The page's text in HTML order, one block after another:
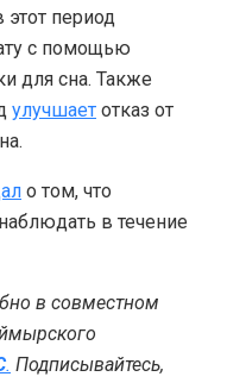
этот период
с помощью
для сна. Также
улучшает отказ от
о том, что
в течение
в совместном
. Подписывайтесь,